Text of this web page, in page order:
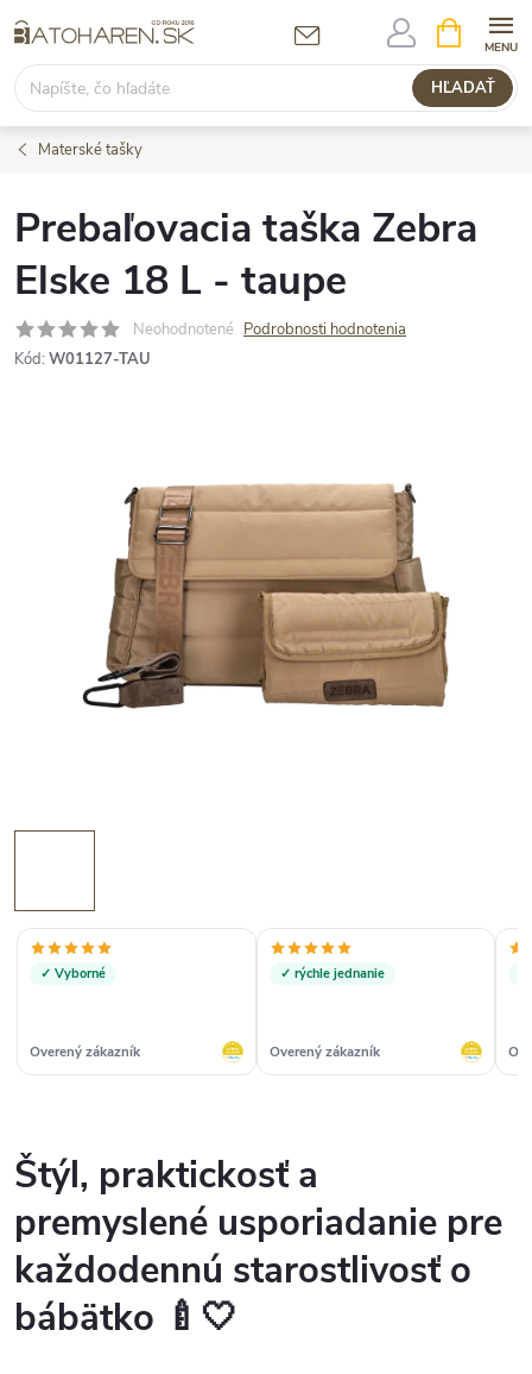
na
obsah
HĽADAŤ
KOŠÍK
Materské tašky
Prebaľovacia taška Zebra
Elske 18 L - taupe
Neohodnotené Podrobnosti hodnotenia
Kód: W01127-TAU
✓ Vyborné
Overený zákazník
✓ rýchle jednanie
Overený zákazník
Štýl, praktickosť a
premyslené usporiadanie pre
každodennú starostlivosť o
bábätko 🍼🤍